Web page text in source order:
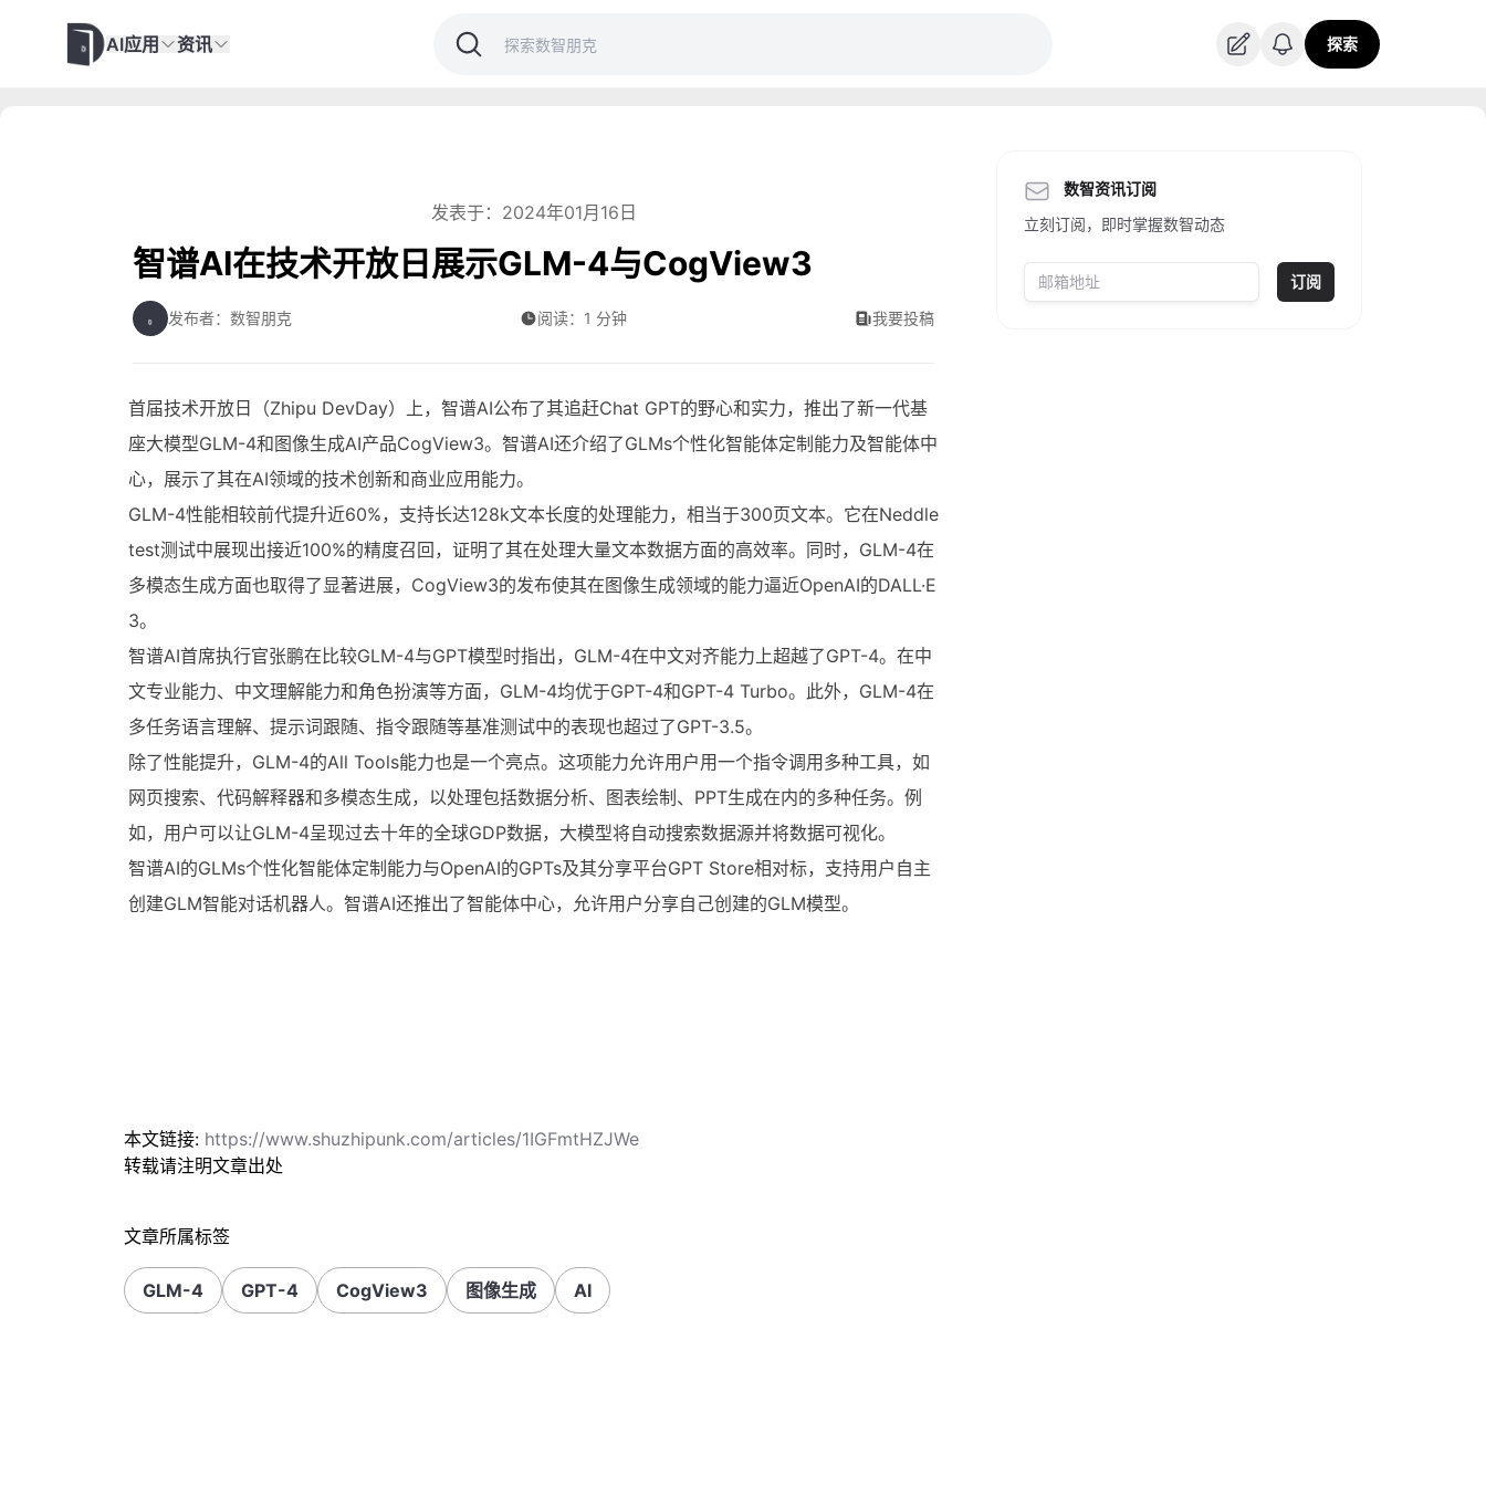
AI应用 资讯 探索
发表于：2024年01月16日
智谱AI在技术开放日展示GLM-4与CogView3
发布者：数智朋克 阅读：1 分钟 我要投稿
首届技术开放日（Zhipu DevDay）上，智谱AI公布了其追赶Chat GPT的野心和实力，推出了新一代基
座大模型GLM-4和图像生成AI产品CogView3。智谱AI还介绍了GLMs个性化智能体定制能力及智能体中
心，展示了其在AI领域的技术创新和商业应用能力。
GLM-4性能相较前代提升近60%，支持长达128k文本长度的处理能力，相当于300页文本。它在Neddle
test测试中展现出接近100%的精度召回，证明了其在处理大量文本数据方面的高效率。同时，GLM-4在
多模态生成方面也取得了显著进展，CogView3的发布使其在图像生成领域的能力逼近OpenAI的DALL·E
3。
智谱AI首席执行官张鹏在比较GLM-4与GPT模型时指出，GLM-4在中文对齐能力上超越了GPT-4。在中
文专业能力、中文理解能力和角色扮演等方面，GLM-4均优于GPT-4和GPT-4 Turbo。此外，GLM-4在
多任务语言理解、提示词跟随、指令跟随等基准测试中的表现也超过了GPT-3.5。
除了性能提升，GLM-4的All Tools能力也是一个亮点。这项能力允许用户用一个指令调用多种工具，如
网页搜索、代码解释器和多模态生成，以处理包括数据分析、图表绘制、PPT生成在内的多种任务。例
如，用户可以让GLM-4呈现过去十年的全球GDP数据，大模型将自动搜索数据源并将数据可视化。
智谱AI的GLMs个性化智能体定制能力与OpenAI的GPTs及其分享平台GPT Store相对标，支持用户自主
创建GLM智能对话机器人。智谱AI还推出了智能体中心，允许用户分享自己创建的GLM模型。
数智资讯订阅
立刻订阅，即时掌握数智动态
订阅
本文链接: https://www.shuzhipunk.com/articles/1IGFmtHZJWe
转载请注明文章出处
文章所属标签
GLM-4 GPT-4 CogView3 图像生成 AI